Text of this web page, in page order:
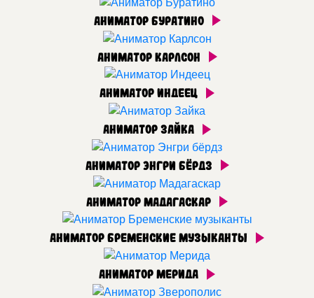
Аниматор Буратино
Аниматор Карлсон
Аниматор Индеец
Аниматор Зайка
Аниматор Энгри бёрдз
Аниматор Мадагаскар
Аниматор Бременские музыканты
Аниматор Мерида